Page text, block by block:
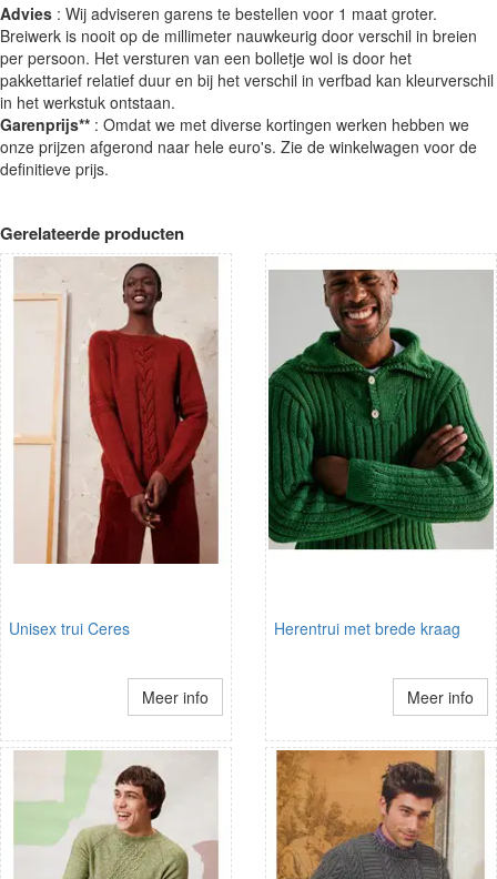
Advies : Wij adviseren garens te bestellen voor 1 maat groter.
Breiwerk is nooit op de millimeter nauwkeurig door verschil in breien
per persoon. Het versturen van een bolletje wol is door het
pakkettarief relatief duur en bij het verschil in verfbad kan kleurverschil
in het werkstuk ontstaan.
Garenprijs** : Omdat we met diverse kortingen werken hebben we
onze prijzen afgerond naar hele euro's. Zie de winkelwagen voor de
definitieve prijs.
Gerelateerde producten
Unisex trui Ceres
Meer info
Herentrui met brede kraag
Meer info